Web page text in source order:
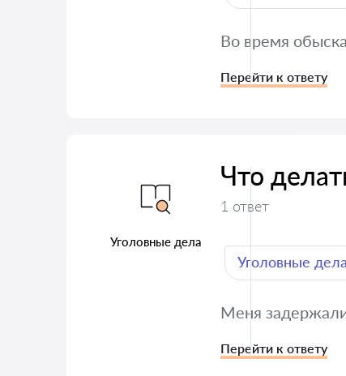
Во время
Перейти к ответу
Уголовные дела
Что
1 ответ
Уголовные дела
Меня
Перейти к ответу